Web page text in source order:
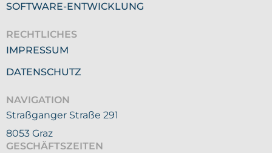
SOFTWARE-ENTWICKLUNG
RECHTLICHES
IMPRESSUM
DATENSCHUTZ
NAVIGATION
Straßganger Straße 291
8053 Graz
GESCHÄFTSZEITEN